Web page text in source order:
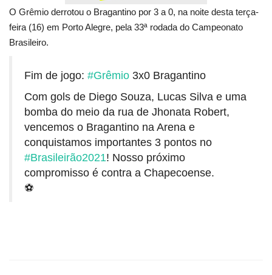
O Grêmio derrotou o Bragantino por 3 a 0, na noite desta terça-
feira (16) em Porto Alegre, pela 33ª rodada do Campeonato
Brasileiro.
Fim de jogo: #Grêmio 3x0 Bragantino
Com gols de Diego Souza, Lucas Silva e uma
bomba do meio da rua de Jhonata Robert,
vencemos o Bragantino na Arena e
conquistamos importantes 3 pontos no
#Brasileirão2021! Nosso próximo
compromisso é contra a Chapecoense.
⚽